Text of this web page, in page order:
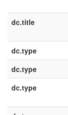
dc.title
dc.type
dc.type
dc.type